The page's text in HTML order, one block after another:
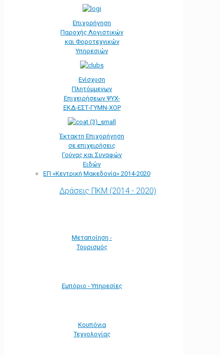
Επιχορήγηση
Παροχής Λογιστικών
και Φοροτεχνικών
Υπηρεσιών
Ενίσχυση
Πλητόμμενων
Επιχειρήσεων ΨΥΧ-
ΕΚΔ-ΕΣΤ-ΓΥΜΝ-ΧΟΡ
Έκτακτη Επιχορήγηση
σε επιχειρήσεις
Γούνας και Συναφών
Ειδών
ΕΠ «Kεντρική Μακεδονία» 2014-2020
Δράσεις ΠΚΜ (2014 - 2020)
Μεταποίηση -
Τουρισμός
Εμπόριο - Υπηρεσίες
Κουπόνια
Τεχνολογίας